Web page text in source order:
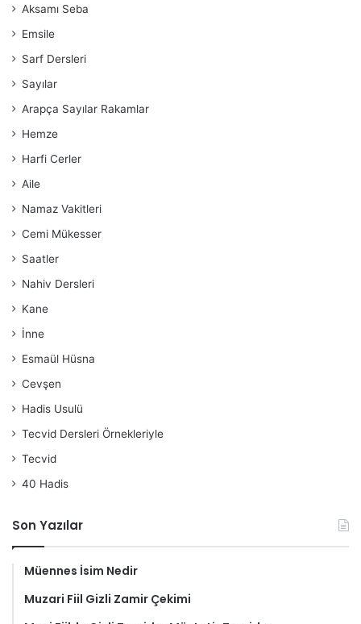
Aksamı Seba
Emsile
Sarf Dersleri
Sayılar
Arapça Sayılar Rakamlar
Hemze
Harfi Cerler
Aile
Namaz Vakitleri
Cemi Mükesser
Saatler
Nahiv Dersleri
Kane
İnne
Esmaül Hüsna
Cevşen
Hadis Usulü
Tecvid Dersleri Örnekleriyle
Tecvid
40 Hadis
Son Yazılar
Müennes İsim Nedir
Muzari Fiil Gizli Zamir Çekimi